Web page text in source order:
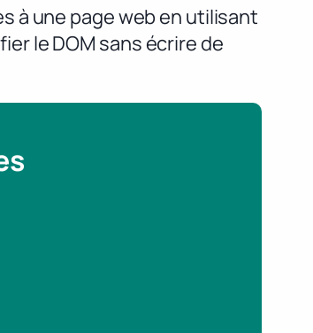
à une page web en utilisant
le DOM sans écrire de